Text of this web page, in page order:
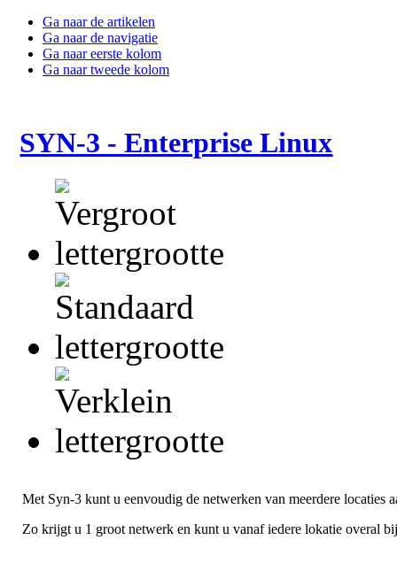
Ga naar de artikelen
Ga naar de navigatie
Ga naar eerste kolom
Ga naar tweede kolom
SYN-3 - Enterprise Linux
Met Syn-3 kunt u eenvoudig de netwerken van meerdere locaties
Zo krijgt u 1 groot netwerk en kunt u vanaf iedere lokatie overal